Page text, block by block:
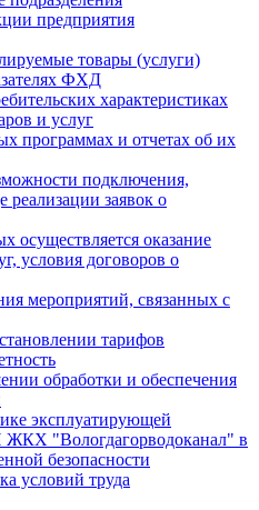
предприятия
товары (услуги)
ФХД
характеристиках
и услуг
программах и отчетах об их
подключения,
реализации заявок о
осуществляется оказание
условия договоров о
мероприятий, связанных с
тарифов
обработки и обеспечения
эксплуатирующей
"Вологдагорводоканал" в
безопасности
условий труда